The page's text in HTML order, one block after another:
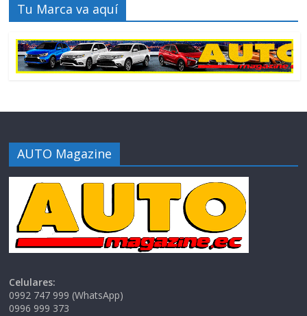
Tu Marca va aquí
AUTO Magazine
Celulares:
0992 747 999 (WhatsApp)
0996 999 373